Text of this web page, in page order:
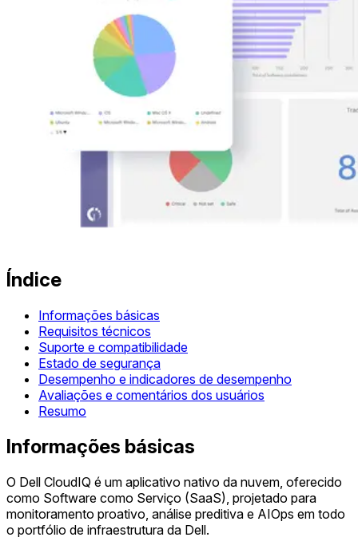
Índice
Informações básicas
Requisitos técnicos
Suporte e compatibilidade
Estado de segurança
Desempenho e indicadores de desempenho
Avaliações e comentários dos usuários
Resumo
Informações básicas
O Dell CloudIQ é um aplicativo nativo da nuvem, oferecido
como Software como Serviço (SaaS), projetado para
monitoramento proativo, análise preditiva e AIOps em todo
o portfólio de infraestrutura da Dell.